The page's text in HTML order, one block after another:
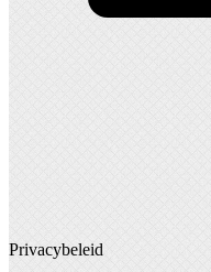
Privacybeleid